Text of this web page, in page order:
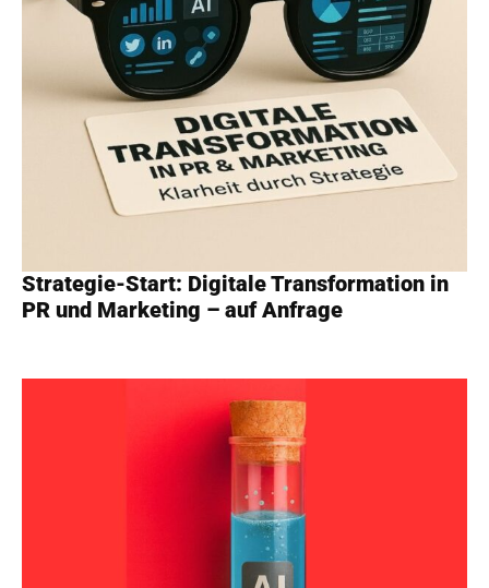
Strategie-Start: Digitale Transformation in
PR und Marketing – auf Anfrage